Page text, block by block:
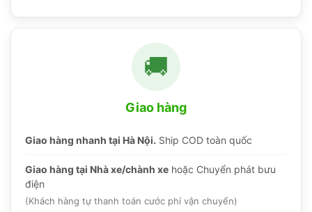
🚚
Giao hàng
Giao hàng nhanh tại Hà Nội. Ship COD toàn quốc
Giao hàng tại Nhà xe/chành xe hoặc Chuyển phát bưu
điện
(Khách hàng tự thanh toán cước phí vận chuyển)